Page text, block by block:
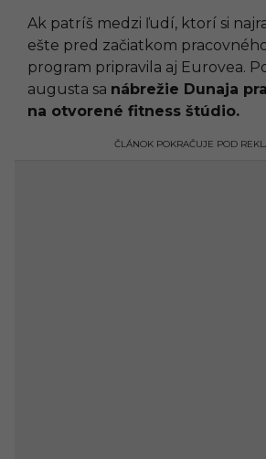
Ak patríš medzi ľudí, ktorí si
ešte pred začiatkom
program pripravila aj Eurovea.
augusta sa nábrežie Dunaja
na otvorené fitness štúdio.
ČLÁNOK POKRAČUJE POD